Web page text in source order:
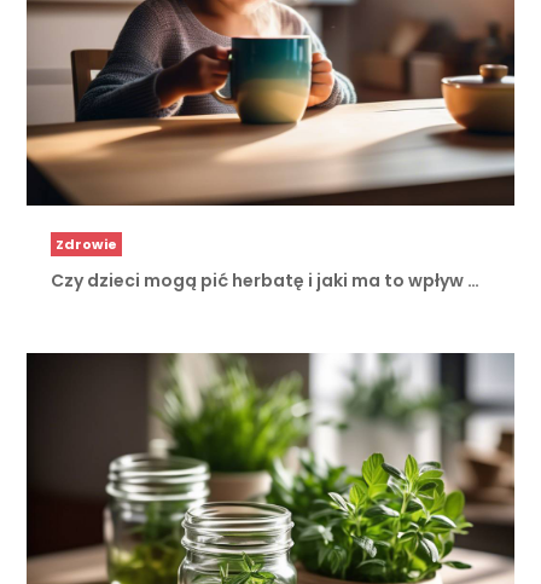
Zdrowie
Czy dzieci mogą pić herbatę i jaki ma to wpływ …